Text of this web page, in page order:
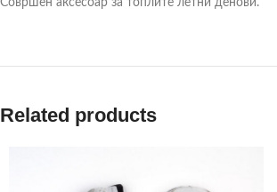
Совршен аксесоар за топлите летни денови.
Related products